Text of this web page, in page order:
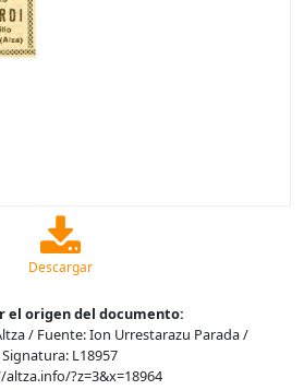
Descargar
el origen del documento:
/ Fuente: Ion Urrestarazu Parada /
Signatura: L18957
?z=3&x=18964